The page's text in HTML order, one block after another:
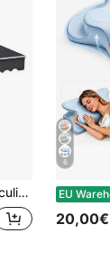
6
20,00€